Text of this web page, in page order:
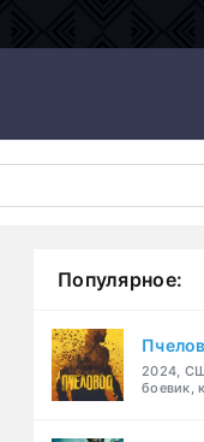
Популярное:
2024,
боевик,